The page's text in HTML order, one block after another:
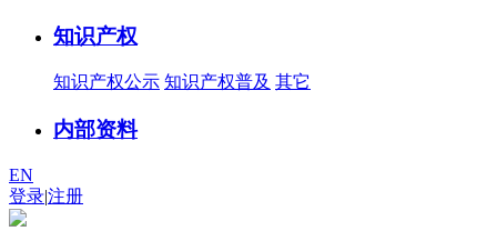
知识产权
知识产权公示 知识产权普及 其它
内部资料
EN
登录|注册